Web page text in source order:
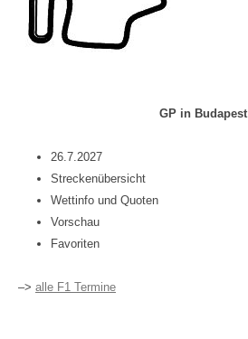
GP in Budapest
26.7.2027
Streckenübersicht
Wettinfo und Quoten
Vorschau
Favoriten
–> alle F1 Termine